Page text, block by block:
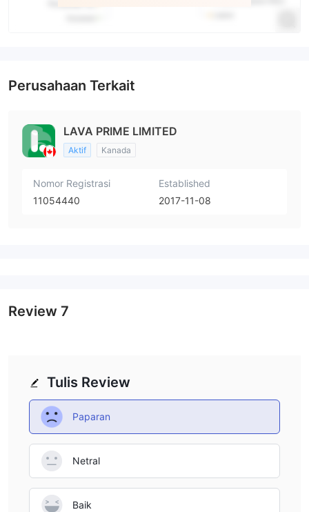
Perusahaan Terkait
LAVA PRIME LIMITED
Aktif Kanada
Nomor Registrasi
11054440
Established
2017-11-08
Tulis Review
Paparan
Netral
Baik
Review 7